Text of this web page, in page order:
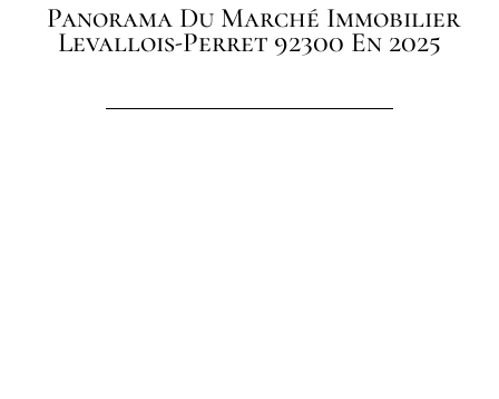
Panorama Du Marché Immobilier
Levallois-Perret 92300 En 2025